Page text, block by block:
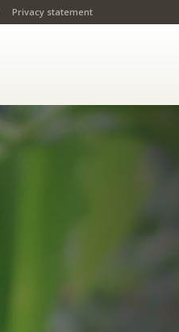
Privacy statement